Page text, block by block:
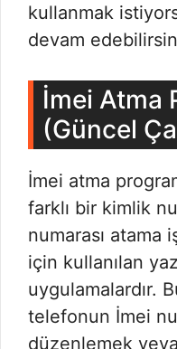
kullanmak
devam
İmei Atma
(Güncel
İmei atma
farklı bir kimlik
numarası atama
için kullanılan
uygulamalardır.
telefonun İmei
düzenlemek